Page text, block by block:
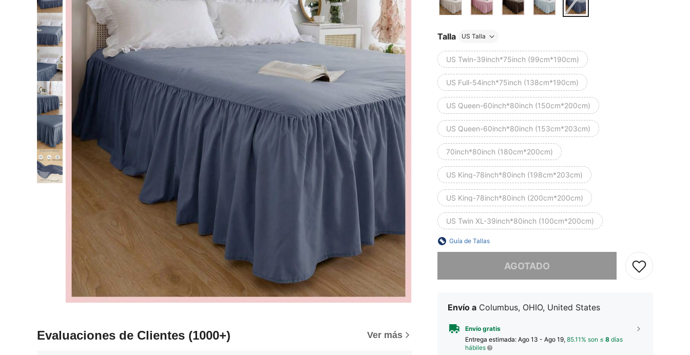
Evaluaciones de Clientes (1000+) Ver más
Talla US Talla
US Twin-39inch*75inch (99cm*190cm)
US Full-54inch*75inch (138cm*190cm)
US Queen-60inch*80inch (150cm*200cm)
US Queen-60inch*80inch (153cm*203cm)
70inch*80inch (180cm*200cm)
US King-78inch*80inch (198cm*203cm)
US King-78inch*80inch (200cm*200cm)
US Twin XL-39inch*80inch (100cm*200cm)
Guía de Tallas
AGOTADO
Envío a Columbus, OHIO, United States
Envío gratis
Entrega estimada: Ago 13 - Ago 19, 85.11% son ≤ 8 días
hábiles